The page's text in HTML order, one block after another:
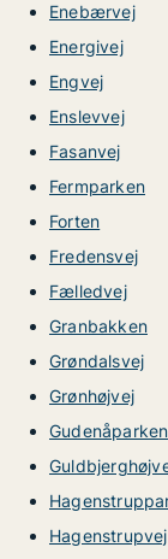
Enebærvej
Energivej
Engvej
Enslevvej
Fasanvej
Fermparken
Forten
Fredensvej
Fælledvej
Granbakken
Grøndalsvej
Grønhøjvej
Gudenåparken
Hagenstrupvej